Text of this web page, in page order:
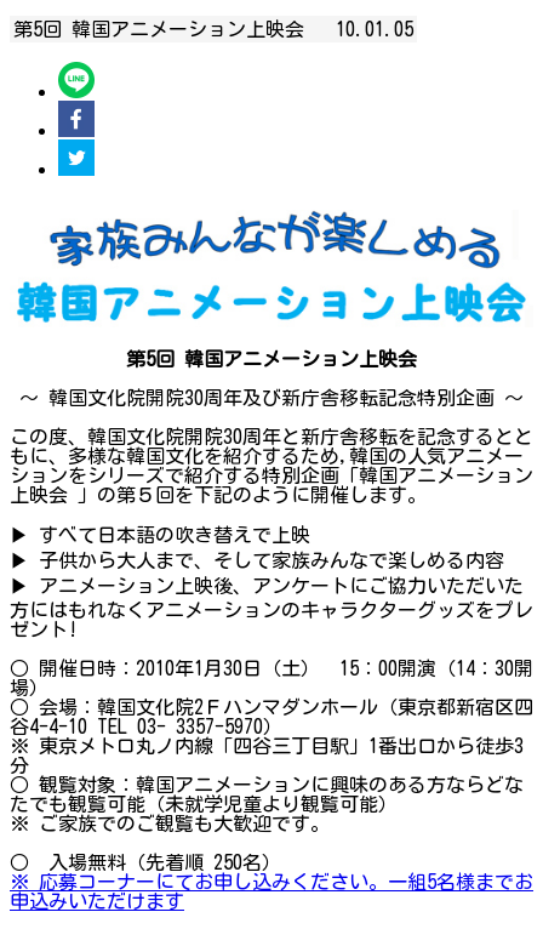
第5回 韓国アニメーション上映会 10.01.05
第5回 韓国アニメーション上映会
～ 韓国文化院開院30周年及び新庁舎移転記念特別企画 ～
この度、韓国文化院開院30周年と新庁舎移転を記念するとと
もに、多様な韓国文化を紹介するため,韓国の人気アニメー
ションをシリーズで紹介する特別企画「韓国アニメーション
上映会 」の第５回を下記のように開催します。
▶ すべて日本語の吹き替えで上映
▶ 子供から大人まで、そして家族みんなで楽しめる内容
▶ アニメーション上映後、アンケートにご協力いただいた
方にはもれなくアニメーションのキャラクターグッズをプレ
ゼント!
○ 開催日時：2010年1月30日（土） 15：00開演（14：30開
場）
○ 会場：韓国文化院2Ｆハンマダンホール（東京都新宿区四
谷4-4-10 TEL 03- 3357-5970）
※ 東京メトロ丸ノ内線「四谷三丁目駅」1番出口から徒歩3
分
○ 観覧対象：韓国アニメーションに興味のある方ならどな
たでも観覧可能（未就学児童より観覧可能）
※ ご家族でのご観覧も大歓迎です。
○ 入場無料（先着順 250名）
※ 応募コーナーにてお申し込みください。一組5名様までお
申込みいただけます